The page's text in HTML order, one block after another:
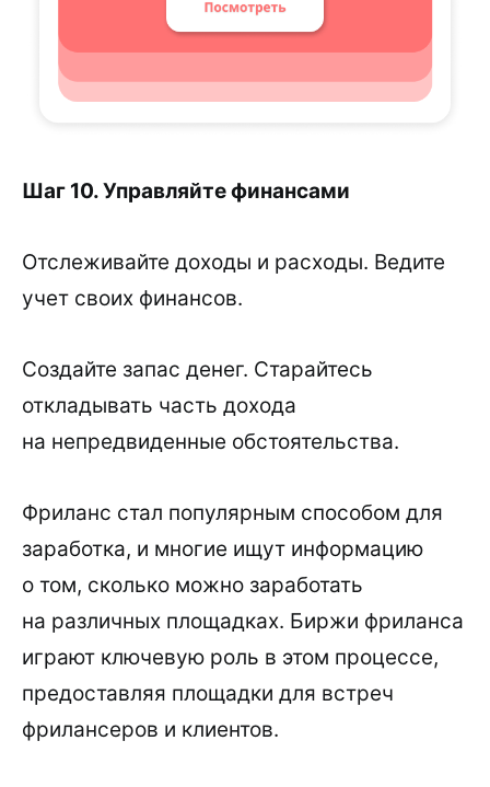
Шаг 10. Управляйте финансами
Отслеживайте доходы и расходы. Ведите
учет своих финансов.
Создайте запас денег. Старайтесь
откладывать часть дохода
на непредвиденные обстоятельства.
Фриланс стал популярным способом для
заработка, и многие ищут информацию
о том, сколько можно заработать
на различных площадках. Биржи фриланса
играют ключевую роль в этом процессе,
предоставляя площадки для встреч
фрилансеров и клиентов.